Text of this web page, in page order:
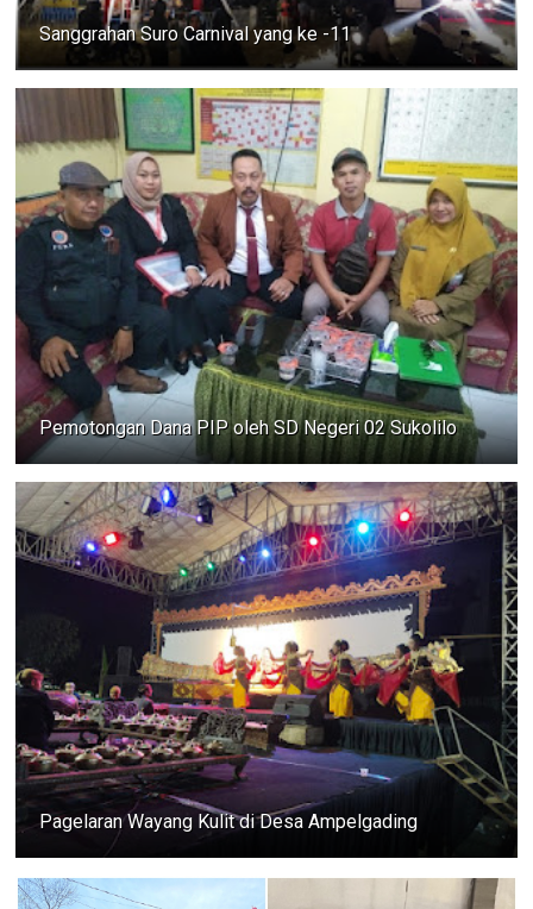
Sanggrahan Suro Carnival yang ke -11
Pemotongan Dana PIP oleh SD Negeri 02 Sukolilo
Pagelaran Wayang Kulit di Desa Ampelgading